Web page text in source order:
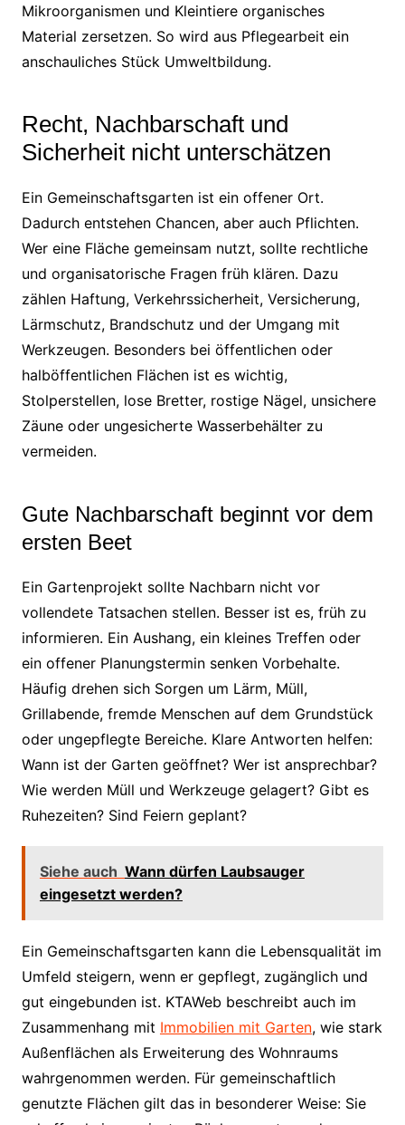
Mikroorganismen und Kleintiere organisches
Material zersetzen. So wird aus Pflegearbeit ein
anschauliches Stück Umweltbildung.
Recht, Nachbarschaft und
Sicherheit nicht unterschätzen
Ein Gemeinschaftsgarten ist ein offener Ort.
Dadurch entstehen Chancen, aber auch Pflichten.
Wer eine Fläche gemeinsam nutzt, sollte rechtliche
und organisatorische Fragen früh klären. Dazu
zählen Haftung, Verkehrssicherheit, Versicherung,
Lärmschutz, Brandschutz und der Umgang mit
Werkzeugen. Besonders bei öffentlichen oder
halböffentlichen Flächen ist es wichtig,
Stolperstellen, lose Bretter, rostige Nägel, unsichere
Zäune oder ungesicherte Wasserbehälter zu
vermeiden.
Gute Nachbarschaft beginnt vor dem
ersten Beet
Ein Gartenprojekt sollte Nachbarn nicht vor
vollendete Tatsachen stellen. Besser ist es, früh zu
informieren. Ein Aushang, ein kleines Treffen oder
ein offener Planungstermin senken Vorbehalte.
Häufig drehen sich Sorgen um Lärm, Müll,
Grillabende, fremde Menschen auf dem Grundstück
oder ungepflegte Bereiche. Klare Antworten helfen:
Wann ist der Garten geöffnet? Wer ist ansprechbar?
Wie werden Müll und Werkzeuge gelagert? Gibt es
Ruhezeiten? Sind Feiern geplant?
Siehe auch Wann dürfen Laubsauger
eingesetzt werden?
Ein Gemeinschaftsgarten kann die Lebensqualität im
Umfeld steigern, wenn er gepflegt, zugänglich und
gut eingebunden ist. KTAWeb beschreibt auch im
Zusammenhang mit Immobilien mit Garten, wie stark
Außenflächen als Erweiterung des Wohnraums
wahrgenommen werden. Für gemeinschaftlich
genutzte Flächen gilt das in besonderer Weise: Sie